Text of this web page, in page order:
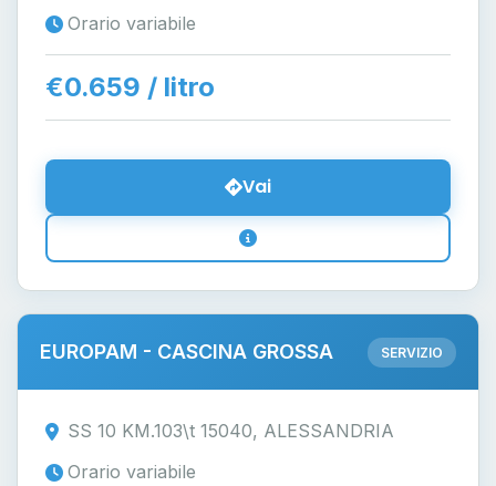
Orario variabile
€0.659 / litro
Vai
EUROPAM - CASCINA GROSSA SERVIZIO
SS 10 KM.103\t 15040, ALESSANDRIA
Orario variabile